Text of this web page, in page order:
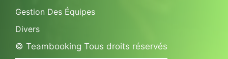
Gestion Des Équipes
Divers
© Teambooking Tous droits réservés